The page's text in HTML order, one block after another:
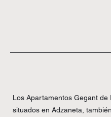
Los Apartamentos Gegant de
situados en Adzaneta,